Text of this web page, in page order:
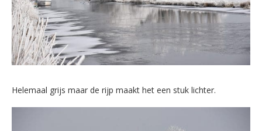
Helemaal grijs maar de rijp maakt het een stuk lichter.